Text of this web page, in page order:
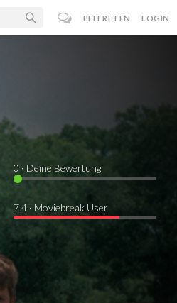
BEITRETEN LOGIN
0 · Deine Bewertung
7.4 · Moviebreak User